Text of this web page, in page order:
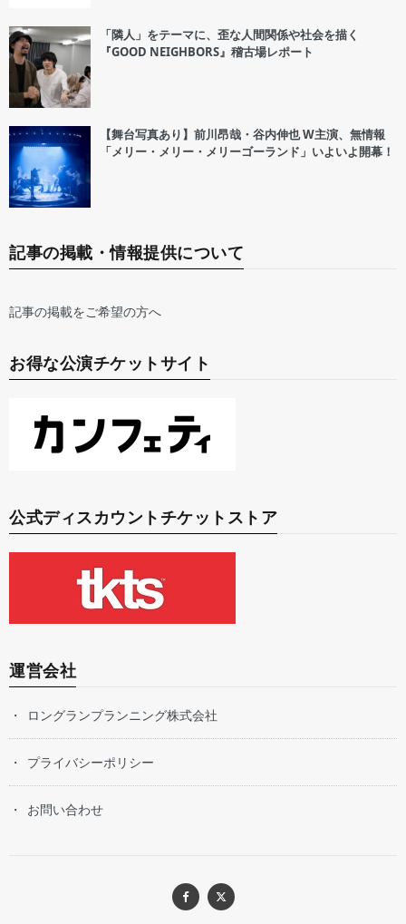
「隣人」をテーマに、歪な人間関係や社会を描く
『GOOD NEIGHBORS』稽古場レポート
【舞台写真あり】前川昂哉・谷内伸也 W主演、無情報
「メリー・メリー・メリーゴーランド」いよいよ開幕！
記事の掲載・情報提供について
記事の掲載をご希望の方へ
お得な公演チケットサイト
公式ディスカウントチケットストア
運営会社
ロングランプランニング株式会社
プライバシーポリシー
お問い合わせ